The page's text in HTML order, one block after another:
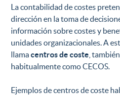
La contabilidad de costes
dirección en la toma de
información sobre costes y
unidades organizacionales. A
llamacentros de coste ,
habitualmente como CECOS.
Ejemplos de centros de coste